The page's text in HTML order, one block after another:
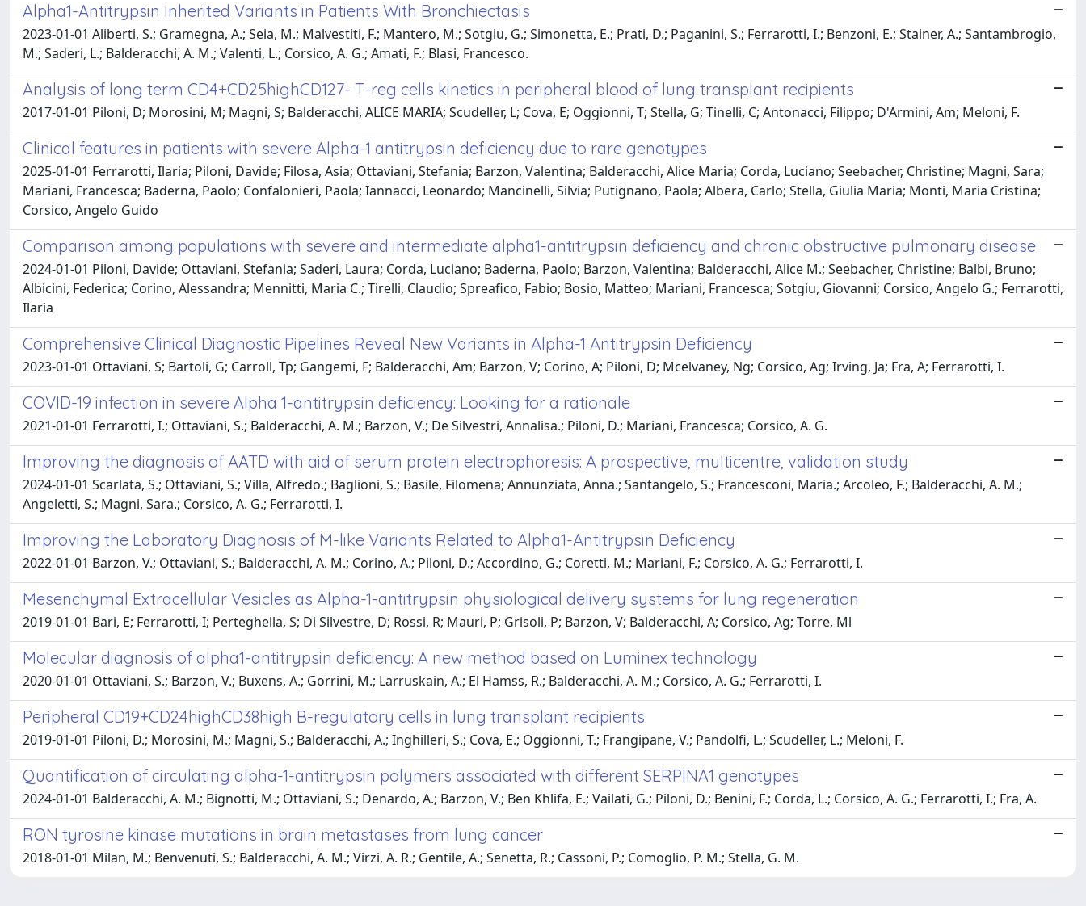
Alpha1-Antitrypsin Inherited Variants in Patients With Bronchiectasis
2023-01-01 Aliberti, S.; Gramegna, A.; Seia, M.; Malvestiti, F.; Mantero, M.; Sotgiu, G.; Simonetta, E.; Prati, D.; Paganini, S.; Ferrarotti, I.; Benzoni, E.; Stainer, A.; Santambrogio,
M.; Saderi, L.; Balderacchi, A. M.; Valenti, L.; Corsico, A. G.; Amati, F.; Blasi, Francesco.
Analysis of long term CD4+CD25highCD127- T-reg cells kinetics in peripheral blood of lung transplant recipients
2017-01-01 Piloni, D; Morosini, M; Magni, S; Balderacchi, ALICE MARIA; Scudeller, L; Cova, E; Oggionni, T; Stella, G; Tinelli, C; Antonacci, Filippo; D'Armini, Am; Meloni, F.
Clinical features in patients with severe Alpha-1 antitrypsin deficiency due to rare genotypes
2025-01-01 Ferrarotti, Ilaria; Piloni, Davide; Filosa, Asia; Ottaviani, Stefania; Barzon, Valentina; Balderacchi, Alice Maria; Corda, Luciano; Seebacher, Christine; Magni, Sara;
Mariani, Francesca; Baderna, Paolo; Confalonieri, Paola; Iannacci, Leonardo; Mancinelli, Silvia; Putignano, Paola; Albera, Carlo; Stella, Giulia Maria; Monti, Maria Cristina;
Corsico, Angelo Guido
Comparison among populations with severe and intermediate alpha1-antitrypsin deficiency and chronic obstructive pulmonary disease
2024-01-01 Piloni, Davide; Ottaviani, Stefania; Saderi, Laura; Corda, Luciano; Baderna, Paolo; Barzon, Valentina; Balderacchi, Alice M.; Seebacher, Christine; Balbi, Bruno;
Albicini, Federica; Corino, Alessandra; Mennitti, Maria C.; Tirelli, Claudio; Spreafico, Fabio; Bosio, Matteo; Mariani, Francesca; Sotgiu, Giovanni; Corsico, Angelo G.; Ferrarotti,
Ilaria
Comprehensive Clinical Diagnostic Pipelines Reveal New Variants in Alpha-1 Antitrypsin Deficiency
2023-01-01 Ottaviani, S; Bartoli, G; Carroll, Tp; Gangemi, F; Balderacchi, Am; Barzon, V; Corino, A; Piloni, D; Mcelvaney, Ng; Corsico, Ag; Irving, Ja; Fra, A; Ferrarotti, I.
COVID-19 infection in severe Alpha 1-antitrypsin deficiency: Looking for a rationale
2021-01-01 Ferrarotti, I.; Ottaviani, S.; Balderacchi, A. M.; Barzon, V.; De Silvestri, Annalisa.; Piloni, D.; Mariani, Francesca; Corsico, A. G.
Improving the diagnosis of AATD with aid of serum protein electrophoresis: A prospective, multicentre, validation study
2024-01-01 Scarlata, S.; Ottaviani, S.; Villa, Alfredo.; Baglioni, S.; Basile, Filomena; Annunziata, Anna.; Santangelo, S.; Francesconi, Maria.; Arcoleo, F.; Balderacchi, A. M.;
Angeletti, S.; Magni, Sara.; Corsico, A. G.; Ferrarotti, I.
Improving the Laboratory Diagnosis of M-like Variants Related to Alpha1-Antitrypsin Deficiency
2022-01-01 Barzon, V.; Ottaviani, S.; Balderacchi, A. M.; Corino, A.; Piloni, D.; Accordino, G.; Coretti, M.; Mariani, F.; Corsico, A. G.; Ferrarotti, I.
Mesenchymal Extracellular Vesicles as Alpha-1-antitrypsin physiological delivery systems for lung regeneration
2019-01-01 Bari, E; Ferrarotti, I; Perteghella, S; Di Silvestre, D; Rossi, R; Mauri, P; Grisoli, P; Barzon, V; Balderacchi, A; Corsico, Ag; Torre, Ml
Molecular diagnosis of alpha1-antitrypsin deficiency: A new method based on Luminex technology
2020-01-01 Ottaviani, S.; Barzon, V.; Buxens, A.; Gorrini, M.; Larruskain, A.; El Hamss, R.; Balderacchi, A. M.; Corsico, A. G.; Ferrarotti, I.
Peripheral CD19+CD24highCD38high B-regulatory cells in lung transplant recipients
2019-01-01 Piloni, D.; Morosini, M.; Magni, S.; Balderacchi, A.; Inghilleri, S.; Cova, E.; Oggionni, T.; Frangipane, V.; Pandolfi, L.; Scudeller, L.; Meloni, F.
Quantification of circulating alpha-1-antitrypsin polymers associated with different SERPINA1 genotypes
2024-01-01 Balderacchi, A. M.; Bignotti, M.; Ottaviani, S.; Denardo, A.; Barzon, V.; Ben Khlifa, E.; Vailati, G.; Piloni, D.; Benini, F.; Corda, L.; Corsico, A. G.; Ferrarotti, I.; Fra, A.
RON tyrosine kinase mutations in brain metastases from lung cancer
2018-01-01 Milan, M.; Benvenuti, S.; Balderacchi, A. M.; Virzi, A. R.; Gentile, A.; Senetta, R.; Cassoni, P.; Comoglio, P. M.; Stella, G. M.